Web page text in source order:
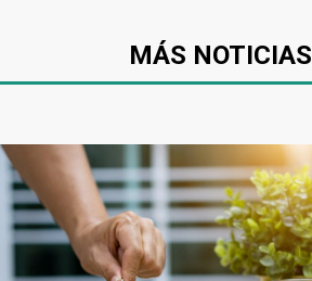
MÁS NOTICIAS